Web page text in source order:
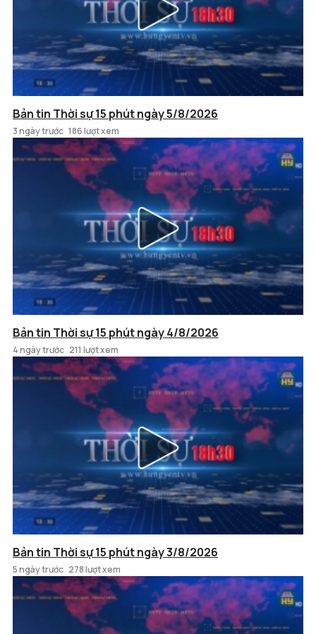
Bản tin Thời sự 15 phút ngày 5/8/2026
3 ngày trước 186 lượt xem
Bản tin Thời sự 15 phút ngày 4/8/2026
4 ngày trước 211 lượt xem
Bản tin Thời sự 15 phút ngày 3/8/2026
5 ngày trước 278 lượt xem